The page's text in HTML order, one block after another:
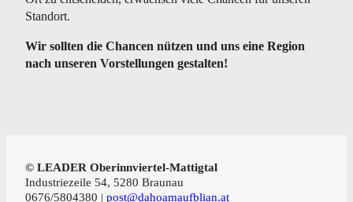
Standort.
Wir sollten die Chancen nützen und uns eine Region
nach unseren Vorstellungen gestalten!
© LEADER Oberinnviertel-Mattigtal
Industriezeile 54, 5280 Braunau
0676/5804380 | post@dahoamaufblian.at